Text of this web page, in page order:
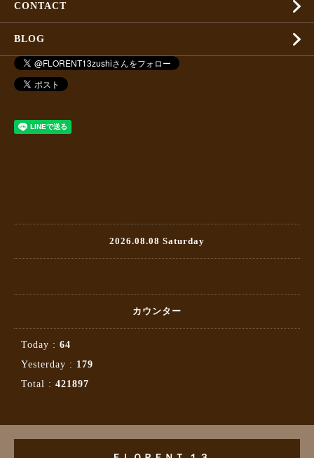
CONTACT
BLOG
2026.08.08 Saturday
カウンター
Today : 64
Yesterday : 179
Total : 421897